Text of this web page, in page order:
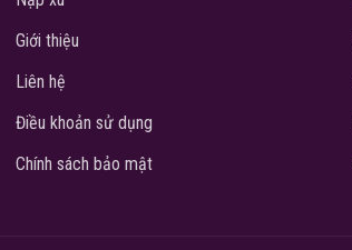
Giới thiệu
Liên hệ
Điều khoản sử dụng
Chính sách bảo mật